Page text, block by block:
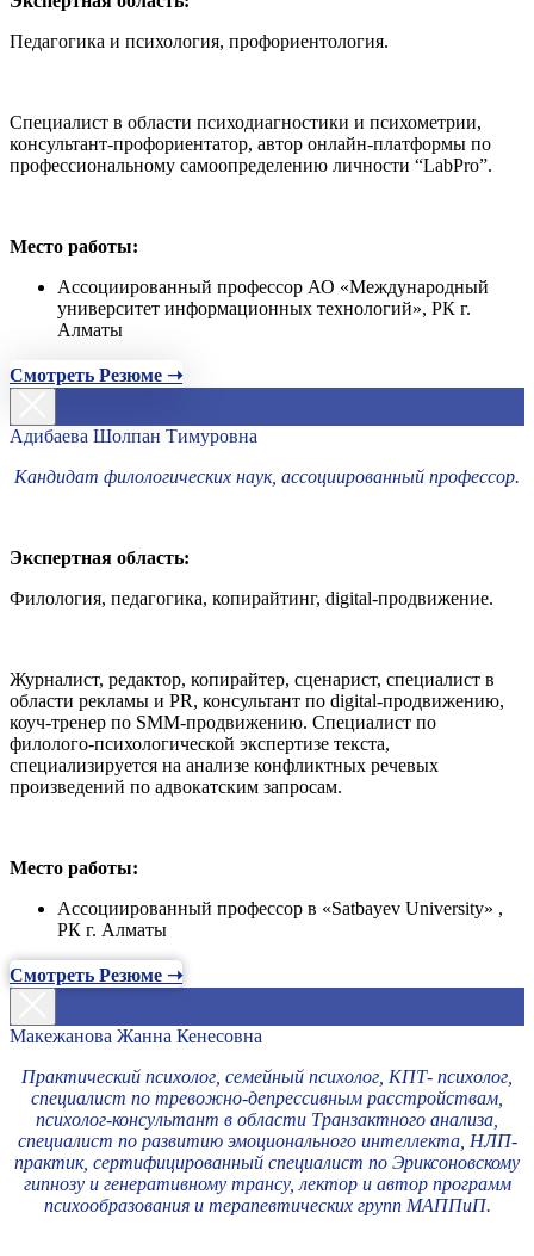
Педагогика и психология, профориентология.
Специалист в области психодиагностики и психометрии,
консультант-профориентатор, автор онлайн-платформы по
профессиональному самоопределению личности “LabPro”.
Место работы:
Ассоциированный профессор АО «Международный
университет информационных технологий», РК г.
Алматы
Смотреть Резюме ➝
Адибаева Шолпан Тимуровна
Кандидат филологических наук, ассоциированный профессор.
Экспертная область:
Филология, педагогика, копирайтинг, digital-продвижение.
Журналист, редактор, копирайтер, сценарист, специалист в
области рекламы и PR, консультант по digital-продвижению,
коуч-тренер по SMM-продвижению. Специалист по
филолого-психологической экспертизе текста,
специализируется на анализе конфликтных речевых
произведений по адвокатским запросам.
Место работы:
Ассоциированный профессор в «Satbayev University» ,
РК г. Алматы
Смотреть Резюме ➝
Макежанова Жанна Кенесовна
Практический психолог, семейный психолог, КПТ- психолог,
специалист по тревожно-депрессивным расстройствам,
психолог-консультант в области Транзактного анализа,
специалист по развитию эмоционального интеллекта, НЛП-
практик, сертифицированный специалист по Эриксоновскому
гипнозу и генеративному трансу, лектор и автор программ
психообразования и терапевтических групп МАППиП.